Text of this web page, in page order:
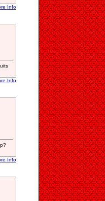
Info
Info
Info